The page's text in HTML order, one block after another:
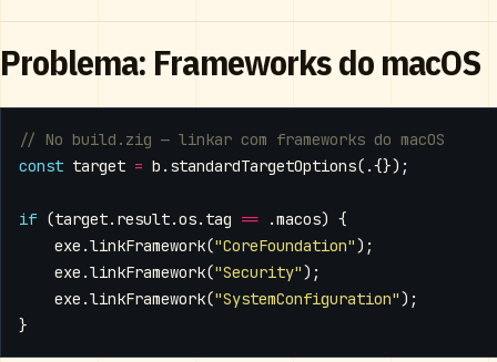
Problema: Frameworks do macOS
const target = b . standardTargetOptions(.{});
if (target. result.os. tag == .macos) {
exe .linkFramework("CoreFoundation" );
exe .linkFramework("Security" );
exe .linkFramework("SystemConfiguration" );
}